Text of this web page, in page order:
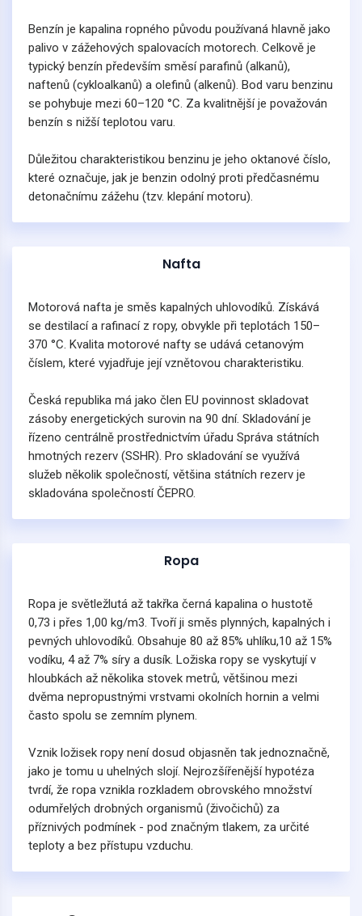
Benzín je kapalina ropného původu používaná hlavně jako
palivo v zážehových spalovacích motorech. Celkově je
typický benzín především směsí parafinů (alkanů),
naftenů (cykloalkanů) a olefinů (alkenů). Bod varu benzinu
se pohybuje mezi 60–120 °C. Za kvalitnější je považován
benzín s nižší teplotou varu.
Důležitou charakteristikou benzinu je jeho oktanové číslo,
které označuje, jak je benzin odolný proti předčasnému
detonačnímu zážehu (tzv. klepání motoru).
Nafta
Motorová nafta je směs kapalných uhlovodíků. Získává
se destilací a rafinací z ropy, obvykle při teplotách 150–
370 °C. Kvalita motorové nafty se udává cetanovým
číslem, které vyjadřuje její vznětovou charakteristiku.
Česká republika má jako člen EU povinnost skladovat
zásoby energetických surovin na 90 dní. Skladování je
řízeno centrálně prostřednictvím úřadu Správa státních
hmotných rezerv (SSHR). Pro skladování se využívá
služeb několik společností, většina státních rezerv je
skladována společností ČEPRO.
Ropa
Ropa je světležlutá až takřka černá kapalina o hustotě
0,73 i přes 1,00 kg/m3. Tvoří ji směs plynných, kapalných i
pevných uhlovodíků. Obsahuje 80 až 85% uhlíku,10 až 15%
vodíku, 4 až 7% síry a dusík. Ložiska ropy se vyskytují v
hloubkách až několika stovek metrů, většinou mezi
dvěma nepropustnými vrstvami okolních hornin a velmi
často spolu se zemním plynem.
Vznik ložisek ropy není dosud objasněn tak jednoznačně,
jako je tomu u uhelných slojí. Nejrozšířenější hypotéza
tvrdí, že ropa vznikla rozkladem obrovského množství
odumřelých drobných organismů (živočichů) za
příznivých podmínek - pod značným tlakem, za určité
teploty a bez přístupu vzduchu.